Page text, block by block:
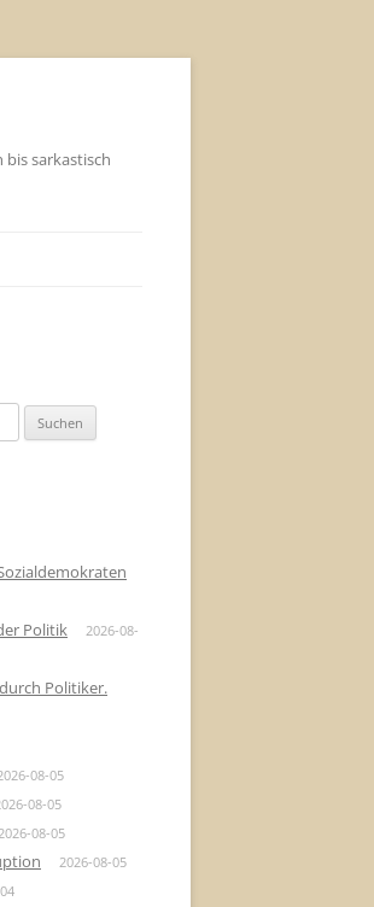
sarkastisch
Politik
2026-08-
Politiker.
08-05
08-05
08-05
2026-08-05